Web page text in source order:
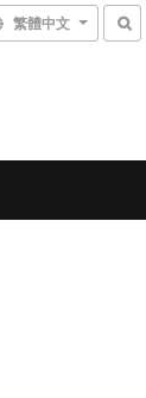
繁體中文